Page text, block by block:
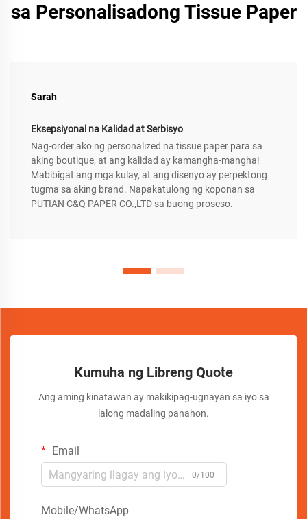
sa Personalisadong Tissue Paper
Sarah
Eksepsiyonal na Kalidad at Serbisyo
Nag-order ako ng personalized na tissue paper para sa
aking boutique, at ang kalidad ay kamangha-mangha!
Mabibigat ang mga kulay, at ang disenyo ay perpektong
tugma sa aking brand. Napakatulong ng koponan sa
PUTIAN C&Q PAPER CO.,LTD sa buong proseso.
Kumuha ng Libreng Quote
Ang aming kinatawan ay makikipag-ugnayan sa iyo sa
lalong madaling panahon.
Email
0/100
Mobile/WhatsApp